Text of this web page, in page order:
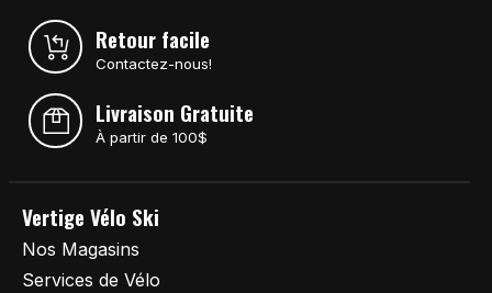
Retour facile
Contactez-nous!
Livraison Gratuite
À partir de 100$
Vertige Vélo Ski
Nos Magasins
Services de Vélo